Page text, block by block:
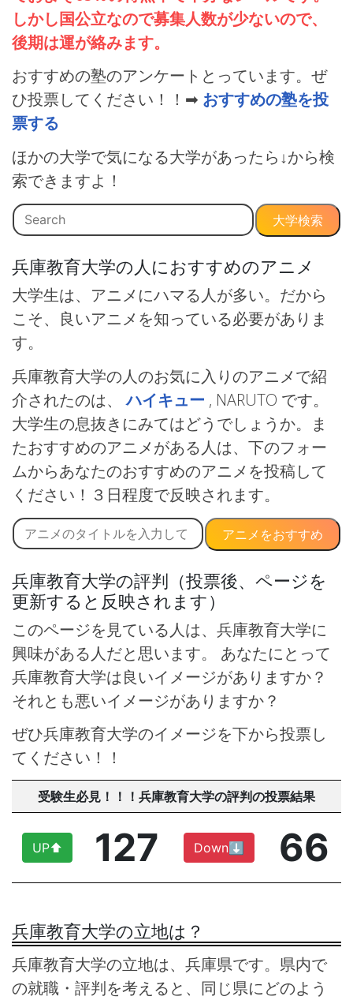
しかし国公立なので募集人数が少ないので、
後期は運が絡みます。
おすすめの塾のアンケートとっています。ぜ
ひ投票してください！！➡ おすすめの塾を投
票する
ほかの大学で気になる大学があったら↓から検
索できますよ！
大学検索
兵庫教育大学の人におすすめのアニメ
大学生は、アニメにハマる人が多い。だから
こそ、良いアニメを知っている必要がありま
す。
兵庫教育大学の人のお気に入りのアニメで紹
介されたのは、ハイキュー , NARUTO です。
大学生の息抜きにみてはどうでしょうか。ま
たおすすめのアニメがある人は、下のフォー
ムからあなたのおすすめのアニメを投稿して
ください！３日程度で反映されます。
アニメをおすすめ
兵庫教育大学の評判（投票後、ページを
更新すると反映されます）
このページを見ている人は、兵庫教育大学に
興味がある人だと思います。 あなたにとって
兵庫教育大学は良いイメージがありますか？
それとも悪いイメージがありますか？
ぜひ兵庫教育大学のイメージを下から投票し
てください！！
受験生必見！！！兵庫教育大学の評判の投票結果
UP⬆︎ 127 Down⬇︎ 66
兵庫教育大学の立地は？
兵庫教育大学の立地は、兵庫県です。県内で
の就職・評判を考えると、同じ県にどのよう